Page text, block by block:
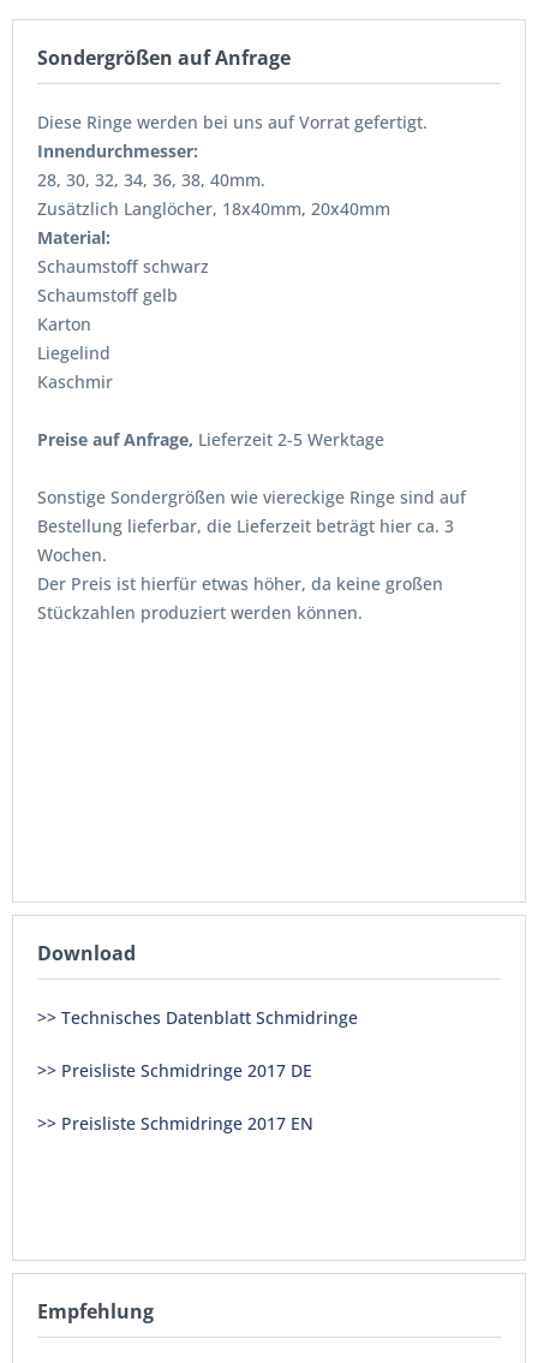
Sondergrößen auf Anfrage
Diese Ringe werden bei uns auf Vorrat gefertigt.
Innendurchmesser:
28, 30, 32, 34, 36, 38, 40mm.
Zusätzlich Langlöcher, 18x40mm, 20x40mm
Material:
Schaumstoff schwarz
Schaumstoff gelb
Karton
Liegelind
Kaschmir
Preise auf Anfrage, Lieferzeit 2-5 Werktage
Sonstige Sondergrößen wie viereckige Ringe sind auf
Bestellung lieferbar, die Lieferzeit beträgt hier ca. 3
Wochen.
Der Preis ist hierfür etwas höher, da keine großen
Stückzahlen produziert werden können.
Download
>> Technisches Datenblatt Schmidringe
>> Preisliste Schmidringe 2017 DE
>> Preisliste Schmidringe 2017 EN
Empfehlung